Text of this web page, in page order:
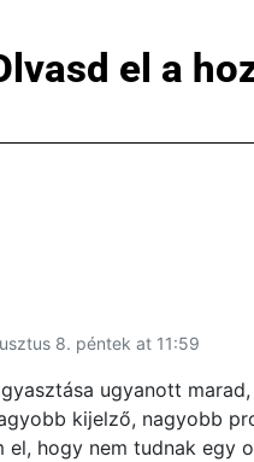
el a
8. péntek at 11:59
ugyanott
kijelző, nagyobb
el, hogy nem tudnak egy